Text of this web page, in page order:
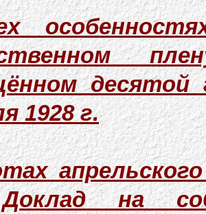
десятой
1928 г.
на